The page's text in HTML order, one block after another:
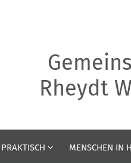
Rheydt
MENSCHEN IN